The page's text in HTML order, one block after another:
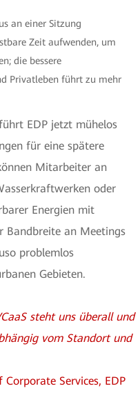
an einer Sitzung
Zeit aufwenden, um
die bessere
Privatleben führt zu mehr
EDP jetzt mühelos
für eine spätere
Mitarbeiter an
oder
Energien mit
Bandbreite an Meetings
problemlos
Gebieten.
steht uns überall und
vom Standort und
Services, EDP